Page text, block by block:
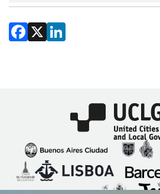
Facebook
X
Imagen
Imagen
Imagen
ImagenImagen Imagen
ImagenImagenImagen